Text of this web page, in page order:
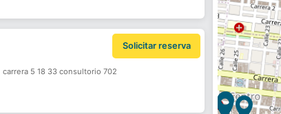
Solicitar reserva
carrera 5 18 33 consultorio 702